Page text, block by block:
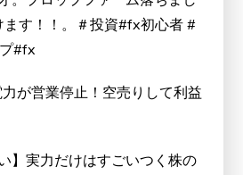
す！！。＃投資#fx初心者 #
#fx
力が営業停止！空売りして利益
】実力だけはすごいつく株の